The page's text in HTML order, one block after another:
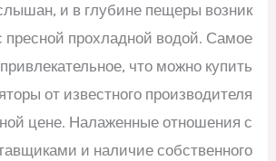
и в глубине пещеры возник
пресной прохладной водой. Самое
привлекательное, что можно купить
от известного производителя
цене. Налаженные отношения с
и наличие собственного